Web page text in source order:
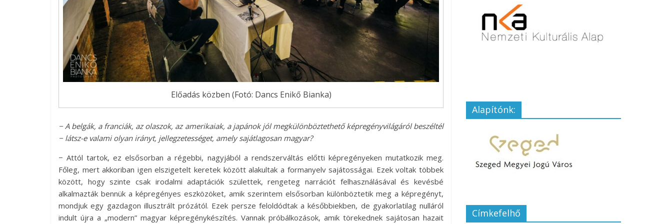
Előadás közben (Fotó: Dancs Enikő Bianka)
− A belgák, a franciák, az olaszok, az amerikaiak, a japánok jól megkülönböztethető képregényvilágáról beszéltél
− látsz-e valami olyan irányt, jellegzetességet, amely sajátlagosan magyar?
− Attól tartok, ez elsősorban a régebbi, nagyjából a rendszerváltás előtti képregényeken mutatkozik meg.
Főleg, mert akkoriban igen elszigetelt keretek között alakultak a formanyelv sajátosságai. Ezek voltak többek
között, hogy szinte csak irodalmi adaptációk születtek, rengeteg narrációt felhasználásával és kevésbé
alkalmazták bennük a képregényes eszközöket, amik szerintem elsősorban különböztetik meg a képregényt,
mondjuk egy gazdagon illusztrált prózától. Ezek persze feloldódtak a későbbiekben, de gyakorlatilag nulláról
indult újra a „modern” magyar képregénykészítés. Vannak próbálkozások, amik törekednek sajátosan hazait
Alapítónk:
Címkefelhő